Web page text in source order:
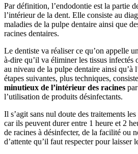
Par définition, l’endodontie est la partie
l’intérieur de la dent. Elle consiste au
maladies de la pulpe dentaire ainsi que
racines dentaires.
Le dentiste va réaliser ce qu’on appelle
à-dire qu’il va éliminer les tissus infectés
au niveau de la pulpe dentaire ainsi qu’à
étapes suivantes, plus techniques,
minutieux de l’intérieur des racines
l’utilisation de produits désinfectants.
Il s’agit sans nul doute des traitements
car ils peuvent durer entre 1 heure et 2
de racines à désinfecter, de la facilité ou
d’attente qu’il faut respecter pour laisser